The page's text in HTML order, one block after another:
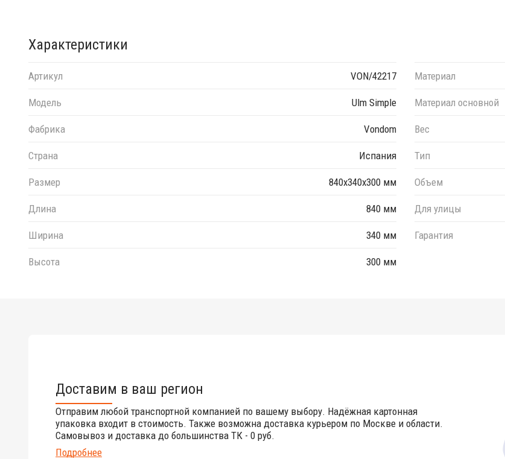
Характеристики
Артикул VON/42217
Модель Ulm Simple
Фабрика Vondom
Страна Испания
Размер 840x340x300 мм
Длина 840 мм
Ширина 340 мм
Высота 300 мм
Материал
Материал основной
Вес
Тип
Объем
Для улицы
Гарантия
Доставим в ваш регион
Отправим любой транспортной компанией по вашему выбору. Надёжная картонная
упаковка входит в стоимость. Также возможна доставка курьером по Москве и области.
Самовывоз и доставка до большинства ТК - 0 руб.
Подробнее